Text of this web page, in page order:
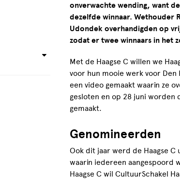
onverwachte wending, want
dezelfde winnaar. Wethouder
Udondek overhandigden op
zodat er twee winnaars in het
Met de Haagse C willen we
voor hun mooie werk voor
een video gemaakt waarin ze
gesloten en op 28 juni worden
gemaakt.
Genomineerden
Ook dit jaar werd de Haagse
waarin iedereen aangespoord
Haagse C wil CultuurSchakel